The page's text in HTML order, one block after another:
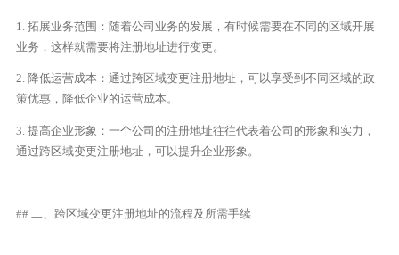
1. 拓展业务范围：随着公司业务的发展，有时候需要在不同的区域开展
业务，这样就需要将注册地址进行变更。
2. 降低运营成本：通过跨区域变更注册地址，可以享受到不同区域的政
策优惠，降低企业的运营成本。
3. 提高企业形象：一个公司的注册地址往往代表着公司的形象和实力，
通过跨区域变更注册地址，可以提升企业形象。
## 二、跨区域变更注册地址的流程及所需手续